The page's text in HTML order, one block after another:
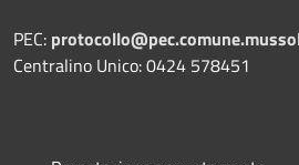
PEC:
Centralino Unico: 0424 578451